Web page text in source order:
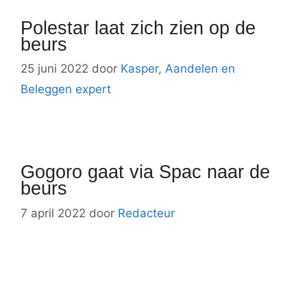
Polestar laat zich zien op de
beurs
25 juni 2022 door Kasper, Aandelen en
Beleggen expert
Gogoro gaat via Spac naar de
beurs
7 april 2022 door Redacteur